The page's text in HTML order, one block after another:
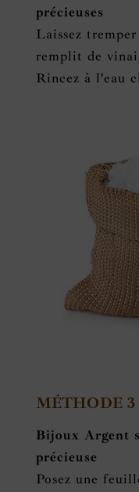
précieuses
Laissez
remplit de
Rincez à l’eau
MÉTHODE 3
Bijoux Argent
précieuse
Posez une